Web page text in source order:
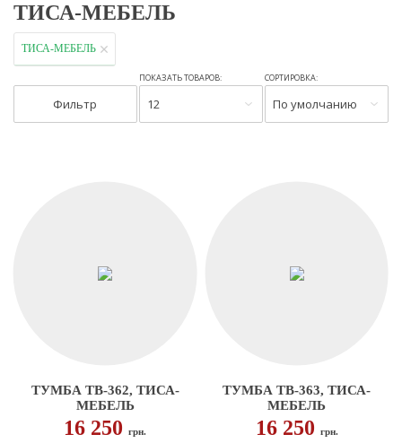
ТИСА-МЕБЕЛЬ
ТИСА-МЕБЕЛЬ
Фильтр
ПОКАЗАТЬ ТОВАРОВ:
12
СОРТИРОВКА:
По умолчанию
ТУМБА ТВ-362, ТИСА-
МЕБЕЛЬ
16 250грн.
ТУМБА ТВ-363, ТИСА-
МЕБЕЛЬ
16 250 грн.